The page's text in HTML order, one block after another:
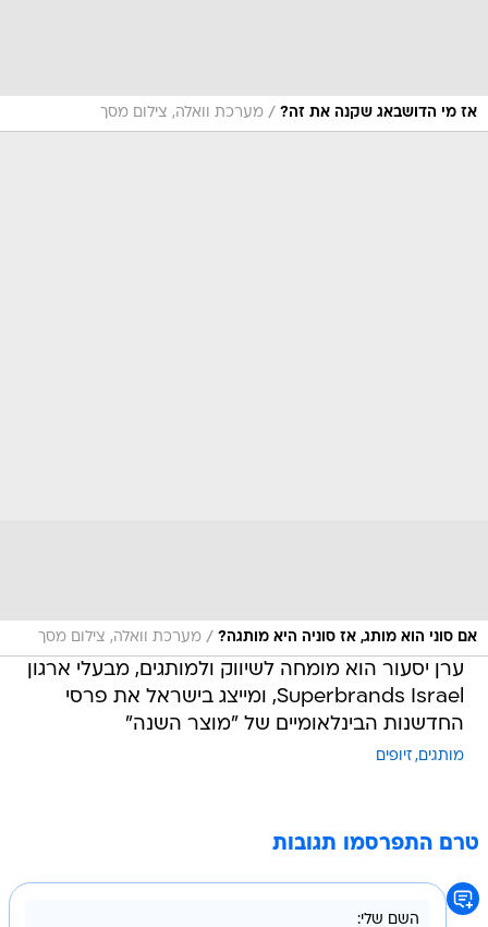
אז מי הדושבאג שקנה את זה? / מערכת וואלה, צילום מסך
אם סוני הוא מותג, אז סוניה היא מותגה? / מערכת וואלה, צילום מסך
ערן יסעור הוא מומחה לשיווק ולמותגים, מבעלי ארגון
Superbrands Israel, ומייצג בישראל את פרסי
החדשנות הבינלאומיים של "מוצר השנה"
מותגים זיופים
טרם התפרסמו תגובות